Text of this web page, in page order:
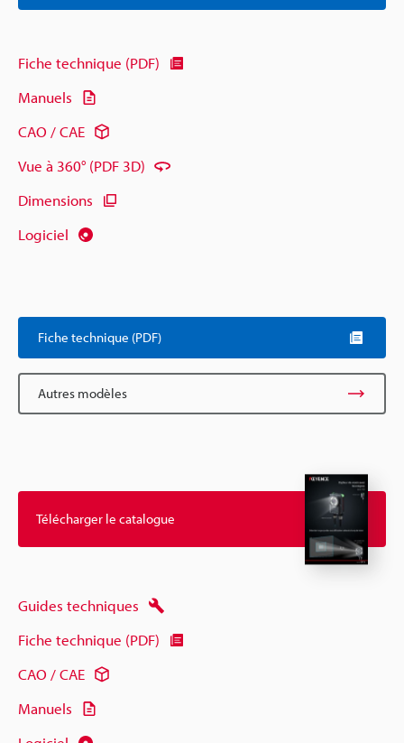
Fiche technique (PDF)
Manuels
CAO / CAE
Vue à 360° (PDF 3D)
Dimensions
Logiciel
Fiche technique (PDF)
Autres modèles
Télécharger le catalogue
Guides techniques
Fiche technique (PDF)
CAO / CAE
Manuels